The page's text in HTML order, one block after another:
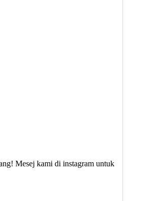
Mesej kami di instagram untuk